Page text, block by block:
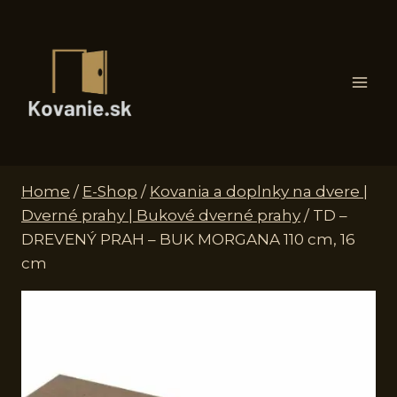
Home / E-Shop / Kovania a doplnky na dvere |
Dverné prahy | Bukové dverné prahy / TD –
DREVENÝ PRAH – BUK MORGANA 110 cm, 16
cm